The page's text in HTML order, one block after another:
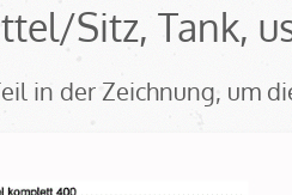
Sitz, Tank,
in der Zeichnung, um